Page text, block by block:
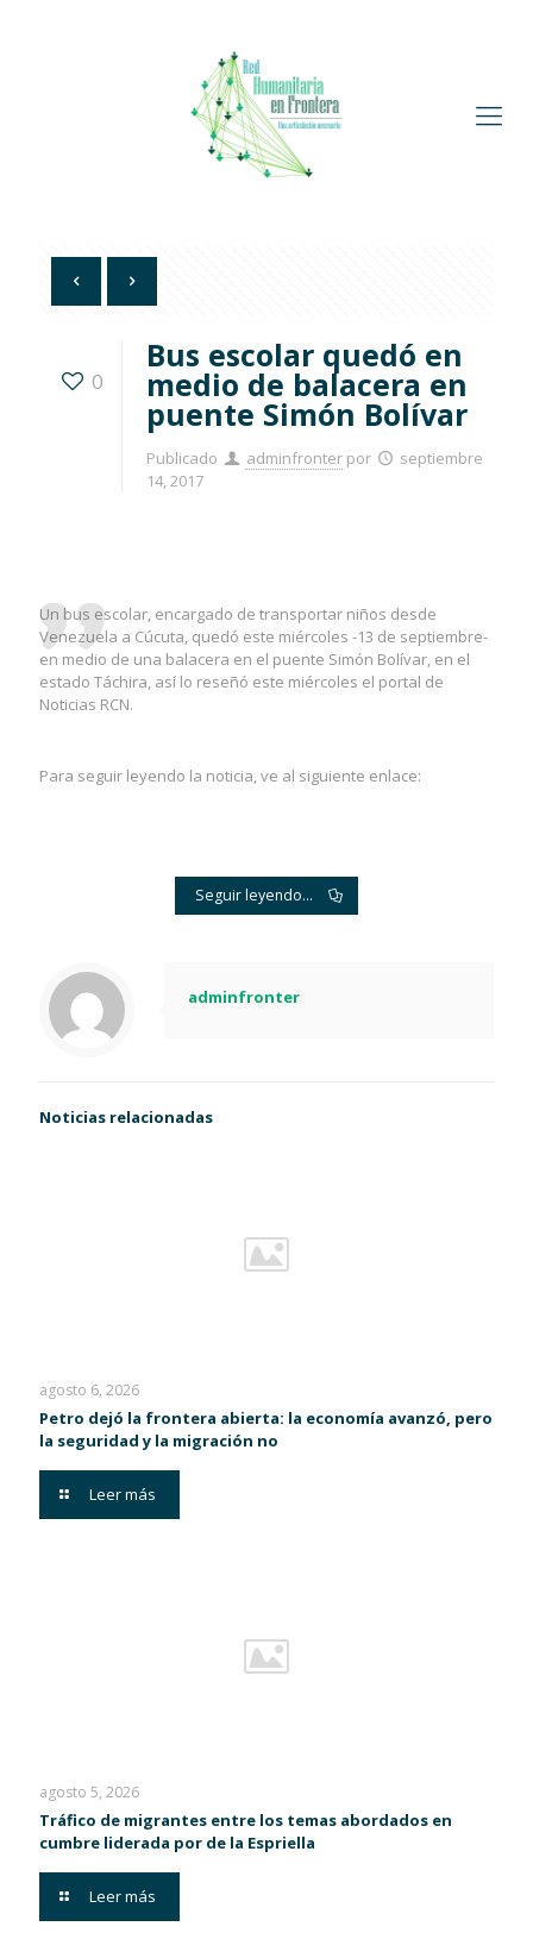
0
Bus escolar quedó en
medio de balacera en
puente Simón Bolívar
Publicado adminfronter por
septiembre
14, 2017
Un bus escolar, encargado de transportar niños desde
Venezuela a Cúcuta, quedó este miércoles -13 de septiembre-
en medio de una balacera en el puente Simón Bolívar, en el
estado Táchira, así lo reseñó este miércoles el portal de
Noticias RCN.
Para seguir leyendo la noticia, ve al siguiente enlace:
Seguir leyendo...
adminfronter
Noticias relacionadas
agosto 6, 2026
Petro dejó la frontera abierta: la economía avanzó, pero
la seguridad y la migración no
Leer más
agosto 5, 2026
Tráfico de migrantes entre los temas abordados en
cumbre liderada por de la Espriella
Leer más